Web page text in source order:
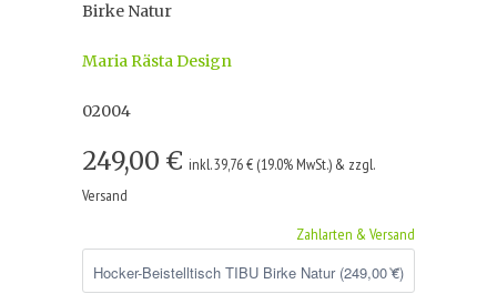
Birke Natur
Maria Rästa Design
02004
249,00 € inkl. 39,76 € (19.0% MwSt.) & zzgl.
Versand
Zahlarten & Versand